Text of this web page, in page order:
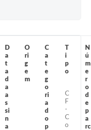
D
a
t
a
d
a
a
s
si
n
a
O
ri
g
e
m
C
a
t
e
g
o
ri
a
d
o
p
T
i
p
o
C
F
-
C
o
N
ú
m
e
r
o
d
e
p
a
rc